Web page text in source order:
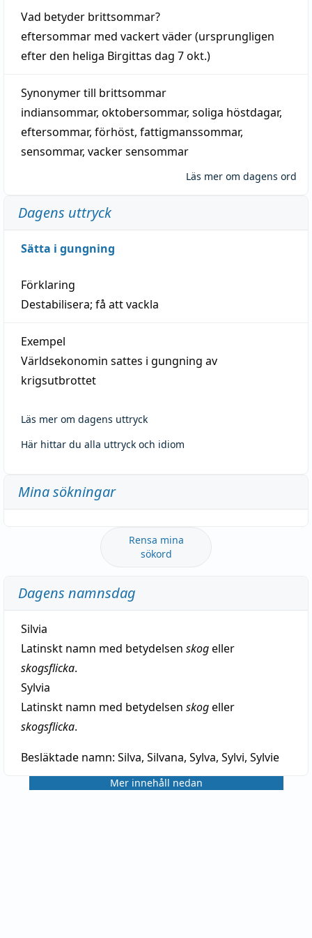
Vad betyder brittsommar?
eftersommar med vackertväder(ursprungligen
efter den heliga Birgittas dag 7 okt.)
Synonymer till brittsommar
indiansommar, oktobersommar, soliga höstdagar,
eftersommar, förhöst, fattigmanssommar,
sensommar, vacker sensommar
Läs mer om dagens ord
Dagens uttryck
Sätta i gungning
Förklaring
Destabilisera; få att vackla
Exempel
Världsekonomin sattes i gungning av
krigsutbrottet
Läs mer om dagens uttryck
Här hittar du alla uttryck och idiom
Mina sökningar
Rensa mina
sökord
Dagens namnsdag
Silvia
Latinskt namn med betydelsen skogeller
skogsflicka.
Sylvia
Latinskt namn med betydelsen skogeller
skogsflicka.
Besläktade namn: Silva, Silvana, Sylva, Sylvi, Sylvie
Mer innehåll nedan